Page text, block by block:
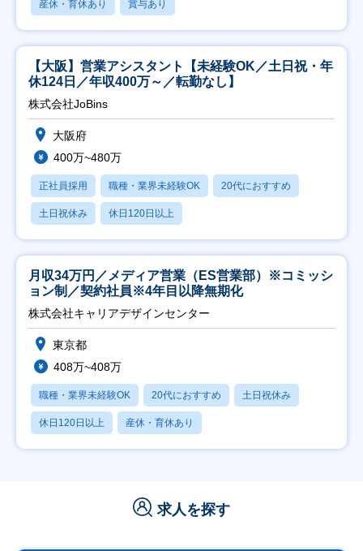
産休・育休あり 賞与あり
【大阪】営業アシスタント【未経験OK／土日祝・年
休124日／年収400万～／転勤なし】
株式会社JoBins
大阪府
400万~480万
正社員採用 職種・業界未経験OK 20代におすすめ
土日祝休み 休日120日以上
月収34万円／メディア営業（ES営業部）※コミッシ
ョン制／契約社員※4年目以降無期化
株式会社キャリアデザインセンター
東京都
408万~408万
職種・業界未経験OK 20代におすすめ 土日祝休み
休日120日以上 産休・育休あり
求人を探す